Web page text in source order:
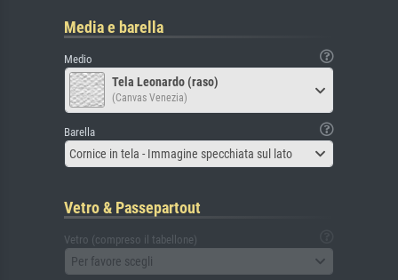
Media e barella
Medio
Tela Leonardo (raso)
(Canvas Venezia)
Barella
Cornice in tela - Immagine specchiata sul lato
Vetro & Passepartout
Vetro (compreso il tabellone)
Per favore scegli